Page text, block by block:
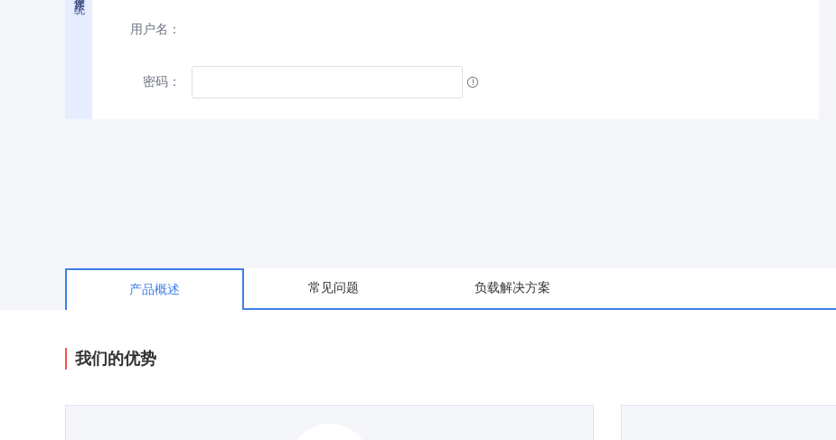
用户名：
密码：
产品概述 常见问题 负载解决方案
我们的优势